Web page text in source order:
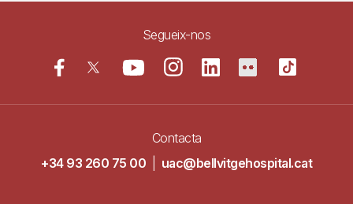
Segueix-nos
Contacta
+34 93 260 75 00
uac@bellvitgehospital.cat